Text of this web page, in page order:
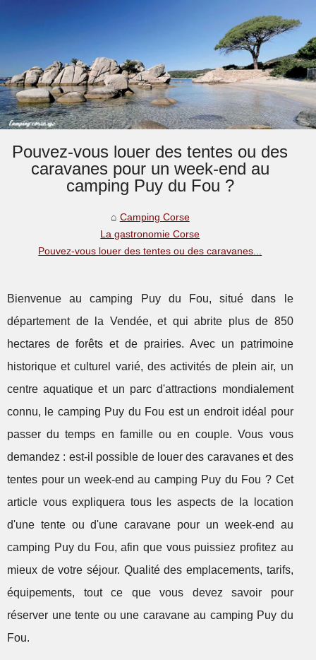
Pouvez-vous louer des tentes ou des
caravanes pour un week-end au
camping Puy du Fou ?
Camping Corse
La gastronomie Corse
Pouvez-vous louer des tentes ou des caravanes...
Bienvenue au camping Puy du Fou, situé dans le
département de la Vendée, et qui abrite plus de 850
hectares de forêts et de prairies. Avec un patrimoine
historique et culturel varié, des activités de plein air, un
centre aquatique et un parc d'attractions mondialement
connu, le camping Puy du Fou est un endroit idéal pour
passer du temps en famille ou en couple. Vous vous
demandez : est-il possible de louer des caravanes et des
tentes pour un week-end au camping Puy du Fou ? Cet
article vous expliquera tous les aspects de la location
d'une tente ou d'une caravane pour un week-end au
camping Puy du Fou, afin que vous puissiez profitez au
mieux de votre séjour. Qualité des emplacements, tarifs,
équipements, tout ce que vous devez savoir pour
réserver une tente ou une caravane au camping Puy du
Fou.